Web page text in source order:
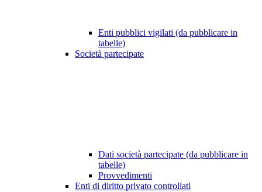
Enti pubblici vigilati (da pubblicare in
tabelle)
Società partecipate
Dati società partecipate (da pubblicare in
tabelle)
Provvedimenti
Enti di diritto privato controllati